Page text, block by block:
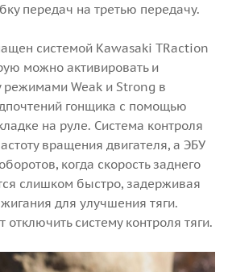
передач на третью передачу.
системой Kawasaki TRaction
можно активировать и
Weak и Strong в
гонщика с помощью
на руле. Система контроля
вращения двигателя, а ЭБУ
когда скорость заднего
слишком быстро, задерживая
для улучшения тяги.
отключить систему контроля тяги.